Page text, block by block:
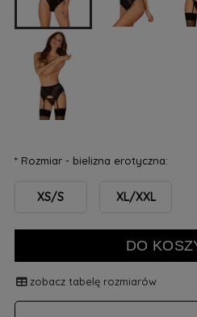
*Rozmiar - bielizna erotyczna:
XS/S XL/XXL
DO
zobacz tabelę rozmiarów